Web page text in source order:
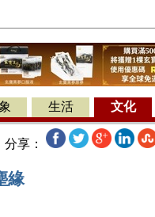
生活 文化
享：
緣